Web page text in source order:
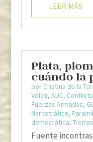
LEER MÁS
Plata,
cuándo la
por Cristina de la
Vélez, AUC,
Fuerzas Armadas,
Narcotráfico,
democrática, Tierras
Fuente